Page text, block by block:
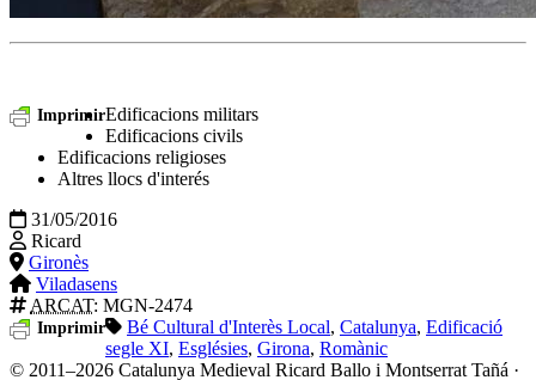
ImprimirEdificacions militars
Edificacions civils
Edificacions religioses
Altres llocs d'interés
31/05/2016
Ricard
Gironès
Viladasens
ARCAT: MGN-2474
Imprimir Bé Cultural d'Interès Local, Catalunya, Edificació
segle XI, Esglésies, Girona, Romànic
© 2011–2026 Catalunya Medieval Ricard Ballo i Montserrat Tañá ·